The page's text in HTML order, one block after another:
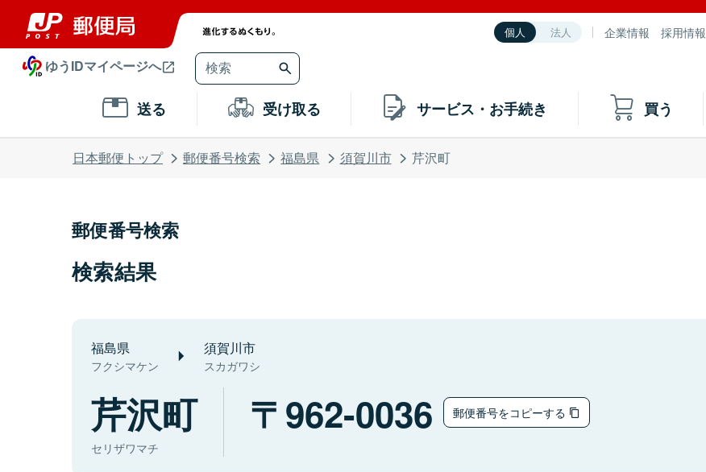
個人 法人 企業情報 採用情報
ゆうIDマイページへ
送る 受け取る サービス・お手続き 買う
日本郵便トップ 郵便番号検索 福島県 須賀川市 芹沢町
郵便番号検索
検索結果
福島県
フクシマケン
須賀川市
スカガワシ
芹沢町
セリザワマチ
962-0036 郵便番号をコピーする